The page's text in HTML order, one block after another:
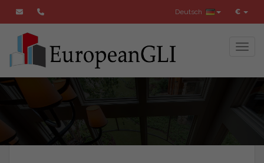
€
Deutsch